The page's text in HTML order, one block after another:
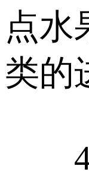
点水
类的
4